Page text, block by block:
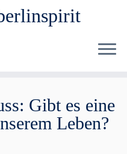
Gibt es eine
Leben?